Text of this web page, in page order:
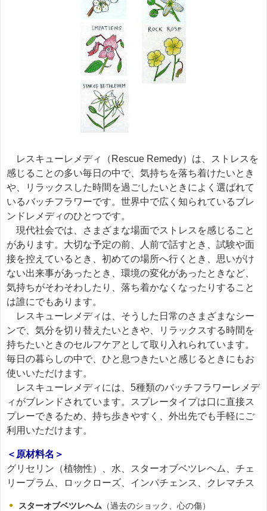
レスキューレメディ（Rescue Remedy）は、ストレスを
感じることの多い毎日の中で、気持ちを落ち着けたいとき
や、リラックスした時間を過ごしたいときによく選ばれて
いるバッチフラワーです。世界中で広く知られているブレ
ンドレメディのひとつです。
現代社会では、さまざまな場面でストレスを感じること
があります。大切な予定の前、人前で話すとき、試験や面
接を控えているとき、初めての場所へ行くとき、思いがけ
ない出来事があったとき、環境の変化があったときなど、
気持ちがそわそわしたり、落ち着かなくなったりすること
は誰にでもあります。
レスキューレメディは、そうした日常のさまざまなシー
ンで、気分を切り替えたいときや、リラックスする時間を
持ちたいときのセルフケアとして取り入れられています。
毎日の暮らしの中で、ひと息つきたいと感じるときにもお
使いいただけます。
レスキューレメディには、5種類のバッチフラワーレメデ
ィがブレンドされています。スプレータイプは口に直接ス
プレーできるため、持ち歩きやすく、外出先でも手軽にご
利用いただけます。
＜原材料名＞
グリセリン（植物性）、水、スターオブベツレヘム、チェ
リープラム、ロックローズ、インパチェンス、クレマチス
スターオブベツレヘム （過去のショック、心の傷）